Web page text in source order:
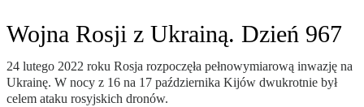
Wojna Rosji z Ukrainą. Dzień 967
24 lutego 2022 roku Rosja rozpoczęła pełnowymiarową inwazję na
Ukrainę. W nocy z 16 na 17 października Kijów dwukrotnie był
celem ataku rosyjskich dronów.